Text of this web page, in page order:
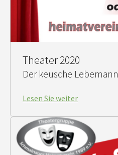
Theater 2020
Der keusche Lebemann
Lesen Sie weiter